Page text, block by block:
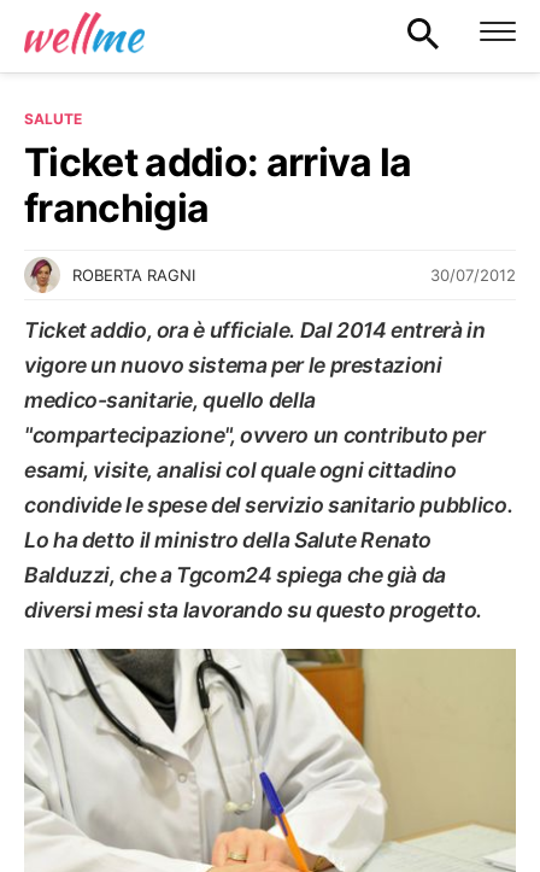
SALUTE
Ticket addio: arriva la
franchigia
ROBERTA RAGNI 30/07/2012
Ticket addio, ora è ufficiale. Dal 2014 entrerà in
vigore un nuovo sistema per le prestazioni
medico-sanitarie, quello della
"compartecipazione", ovvero un contributo per
esami, visite, analisi col quale ogni cittadino
condivide le spese del servizio sanitario pubblico.
Lo ha detto il ministro della Salute Renato
Balduzzi, che a Tgcom24 spiega che già da
diversi mesi sta lavorando su questo progetto.
SALUTE